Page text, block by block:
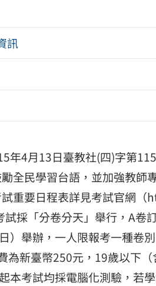
訊
年4月13日臺教社(四)字第
全民學習台語，並加強教師
重要日程表詳見考試官網
試採「分卷分天」舉行，A卷
）舉辦，一人限報考一種卷
為新臺幣250元，19歲以下
本考試均採電腦化測驗，若